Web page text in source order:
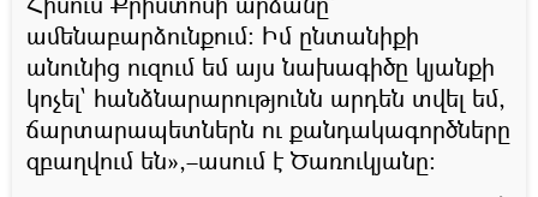
ամենաբարձունքում։ Իմ ընտանիքի
անունից ուզում եմ այս նախագիծը կյանքի
կոչել` հանձնարարությունն արդեն տվել եմ,
ճարտարապետներն ու քանդակագործները
զբաղվում են»,–ասում է Ծառուկյանը։